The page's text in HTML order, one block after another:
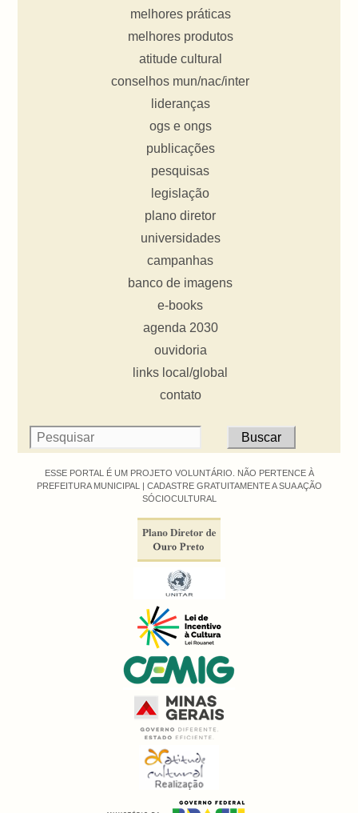
melhores práticas
melhores produtos
atitude cultural
conselhos mun/nac/inter
lideranças
ogs e ongs
publicações
pesquisas
legislação
plano diretor
universidades
campanhas
banco de imagens
e-books
agenda 2030
ouvidoria
links local/global
contato
ESSE PORTAL É UM PROJETO VOLUNTÁRIO. NÃO PERTENCE À
PREFEITURA MUNICIPAL | CADASTRE GRATUITAMENTE A SUA AÇÃO
SÓCIOCULTURAL